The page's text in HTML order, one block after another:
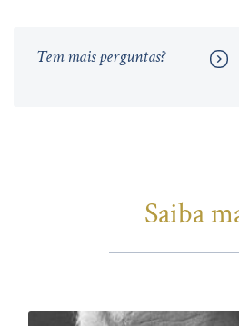
Tem mais perguntas?
Saiba